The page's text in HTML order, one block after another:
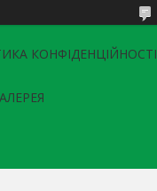
КОНФІДЕНЦІЙНОСТІ